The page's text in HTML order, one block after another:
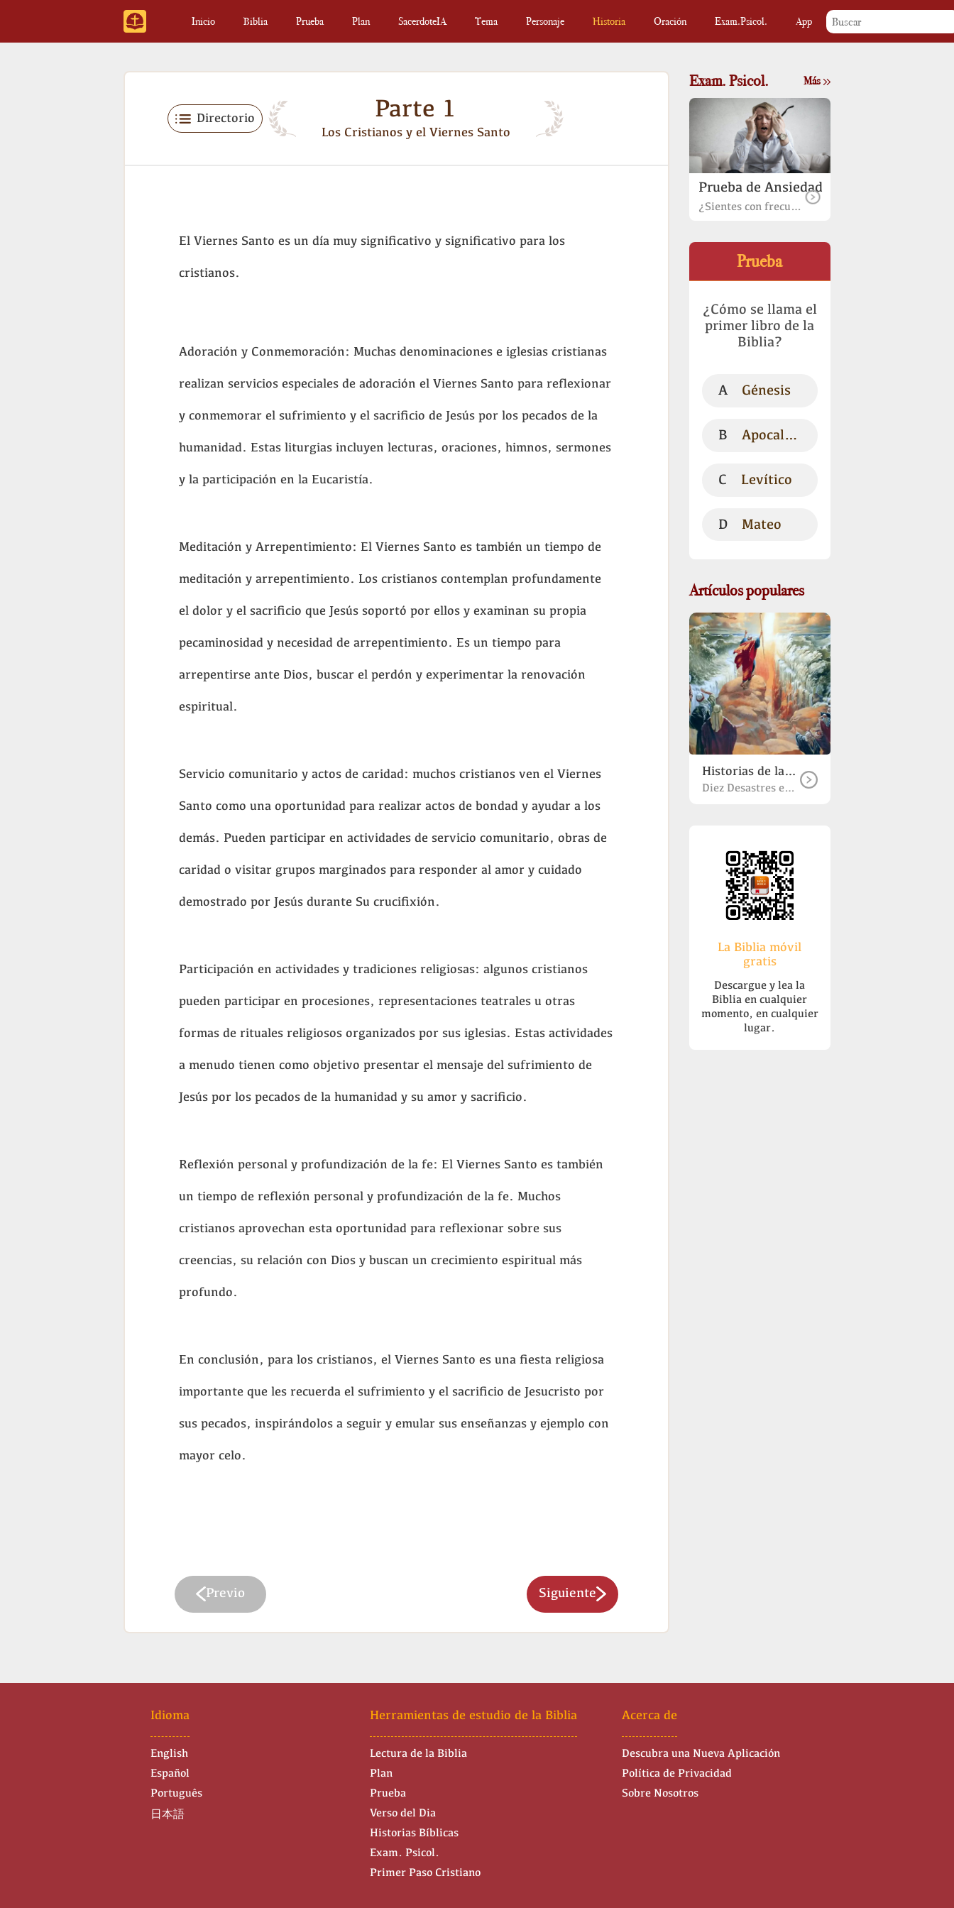
Inicio Biblia Prueba Plan SacerdoteIA Tema Personaje Historia Oración Exam.Psicol. App
Directorio Parte 1
Los Cristianos y el Viernes Santo
El Viernes Santo es un día muy significativo y significativo para los
cristianos.
Adoración y Conmemoración: Muchas denominaciones e iglesias cristianas
realizan servicios especiales de adoración el Viernes Santo para reflexionar
y conmemorar el sufrimiento y el sacrificio de Jesús por los pecados de la
humanidad. Estas liturgias incluyen lecturas, oraciones, himnos, sermones
y la participación en la Eucaristía.
Meditación y Arrepentimiento: El Viernes Santo es también un tiempo de
meditación y arrepentimiento. Los cristianos contemplan profundamente
el dolor y el sacrificio que Jesús soportó por ellos y examinan su propia
pecaminosidad y necesidad de arrepentimiento. Es un tiempo para
arrepentirse ante Dios, buscar el perdón y experimentar la renovación
espiritual.
Servicio comunitario y actos de caridad: muchos cristianos ven el Viernes
Santo como una oportunidad para realizar actos de bondad y ayudar a los
demás. Pueden participar en actividades de servicio comunitario, obras de
caridad o visitar grupos marginados para responder al amor y cuidado
demostrado por Jesús durante Su crucifixión.
Participación en actividades y tradiciones religiosas: algunos cristianos
pueden participar en procesiones, representaciones teatrales u otras
formas de rituales religiosos organizados por sus iglesias. Estas actividades
a menudo tienen como objetivo presentar el mensaje del sufrimiento de
Jesús por los pecados de la humanidad y su amor y sacrificio.
Reflexión personal y profundización de la fe: El Viernes Santo es también
un tiempo de reflexión personal y profundización de la fe. Muchos
cristianos aprovechan esta oportunidad para reflexionar sobre sus
creencias, su relación con Dios y buscan un crecimiento espiritual más
profundo.
En conclusión, para los cristianos, el Viernes Santo es una fiesta religiosa
importante que les recuerda el sufrimiento y el sacrificio de Jesucristo por
sus pecados, inspirándolos a seguir y emular sus enseñanzas y ejemplo con
mayor celo.
Previo Siguiente
Exam. Psicol. Más
Prueba de Ansiedad
¿Sientes con frecuencia preocupación o miedo?
Prueba
¿Cómo se llama el
primer libro de la
Biblia?
A Génesis
B Apocalipsis
C Levítico
D Mateo
Artículos populares
Historias de la Biblia
Diez Desastres en la Biblia
La Biblia móvil
gratis
Descargue y lea la
Biblia en cualquier
momento, en cualquier
lugar.
Idioma
English
Español
Português
日本語
Herramientas de estudio de la Biblia
Lectura de la Biblia
Plan
Prueba
Verso del Dia
Historias Bíblicas
Exam. Psicol.
Primer Paso Cristiano
Acerca de
Descubra una Nueva Aplicación
Política de Privacidad
Sobre Nosotros